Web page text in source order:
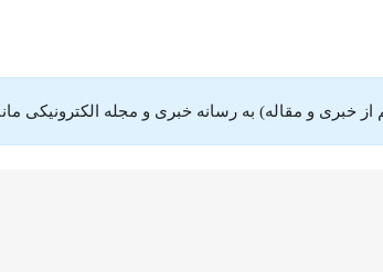
خبری و مقاله) به رسانه خبری و مجله الکترونیکی مانا